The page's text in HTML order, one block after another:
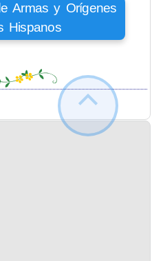
Armas y Orígenes
Hispanos